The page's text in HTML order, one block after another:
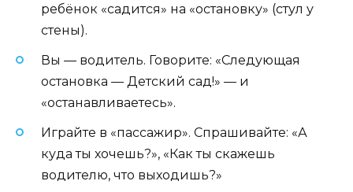
ребёнок «садится» на «остановку» (стул у
стены).
Вы — водитель. Говорите: «Следующая
остановка — Детский сад!» — и
«останавливаетесь».
Играйте в «пассажир». Спрашивайте: «А
куда ты хочешь?», «Как ты скажешь
водителю, что выходишь?»